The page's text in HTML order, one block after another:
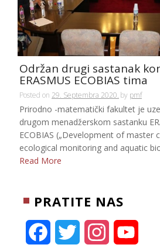
Održan drugi sastanak
ERASMUS ECOBIAS tima
Posted on 29. Septembra 2020. by pmf
Prirodno -matematički fakultet je
drugom menadžerskom sastanku
ECOBIAS („Development of master
ecological monitoring and aquatic
Read More
PRATITE NAS